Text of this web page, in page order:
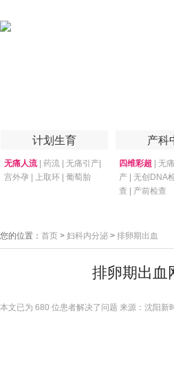
计划生育
无痛人流| 药流 无痛引产
宫外孕
上取环 葡萄胎
产科
四维彩超 无
产
无创DNA
查
产前检查
您的位置： 首页 > 妇科内分泌 > 排卵期出血
排卵期出血
本文已为 680 位患者解决了问题 来源：沈阳新